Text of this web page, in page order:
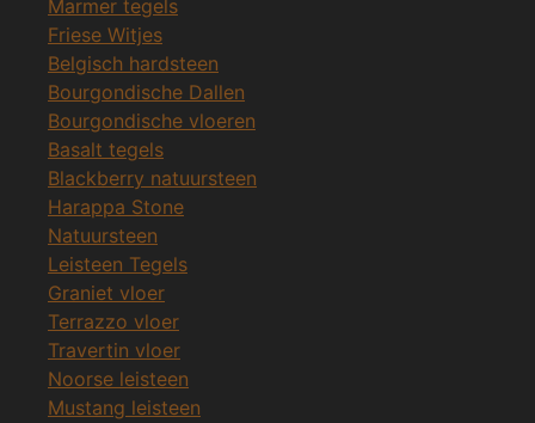
Marmer tegels
Friese Witjes
Belgisch hardsteen
Bourgondische Dallen
Bourgondische vloeren
Basalt tegels
Blackberry natuursteen
Harappa Stone
Natuursteen
Leisteen Tegels
Graniet vloer
Terrazzo vloer
Travertin vloer
Noorse leisteen
Mustang leisteen